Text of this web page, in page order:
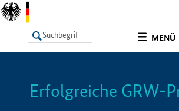
MENÜ
LISTE
Erfolgreiche GRW-